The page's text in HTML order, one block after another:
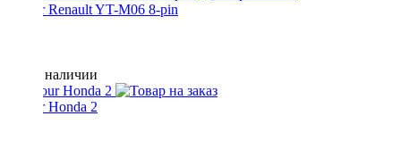
Yatour Renault YT-M06 8-pin
Нет в наличии
Yatour Honda 2